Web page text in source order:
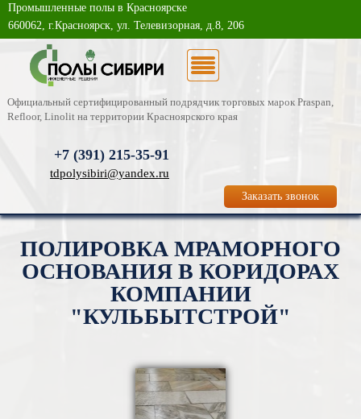
О компании
Каталог услуг
Промышленные полы в Красноярске
660062, г.Красноярск, ул. Телевизорная, д.8, 206
Официальный сертифицированный подрядчик торговых марок Praspan,
Refloor, Linolit на территории Красноярского края
Заказать звонок
+7 (391) 215-35-91
tdpolysibiri@yandex.ru
ПОЛИРОВКА МРАМОРНОГО
ОСНОВАНИЯ В КОРИДОРАХ
КОМПАНИИ
"КУЛЬБЫТСТРОЙ"